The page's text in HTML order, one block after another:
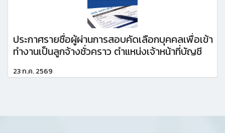
ประกาศรายชื่อผู้ผ่านการสอบคัดเลือกบุคคลเพื่อเข้า
ทำงานเป็นลูกจ้างชั่วคราว ตำแหน่งเจ้าหน้าที่บัญชี
23 ก.ค. 2569